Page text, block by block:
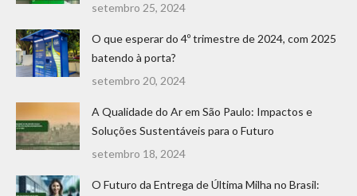
setembro 25, 2024
O que esperar do 4º trimestre de 2024, com 2025
batendo à porta?
setembro 20, 2024
A Qualidade do Ar em São Paulo: Impactos e
Soluções Sustentáveis ​​para o Futuro
setembro 18, 2024
O Futuro da Entrega de Última Milha no Brasil: